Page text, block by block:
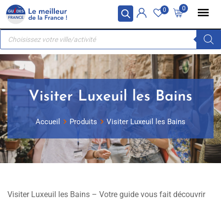
Panneau de gestion des cookies
Skip
content
0
0
Recherche
produits
Visiter Luxeuil les Bains
Accueil Produits Visiter Luxeuil les Bains
Visiter Luxeuil les Bains – Votre guide vous fait découvrir